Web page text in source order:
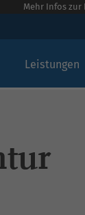
Mehr Infos zur
Leistungen